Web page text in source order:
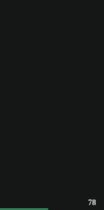
78